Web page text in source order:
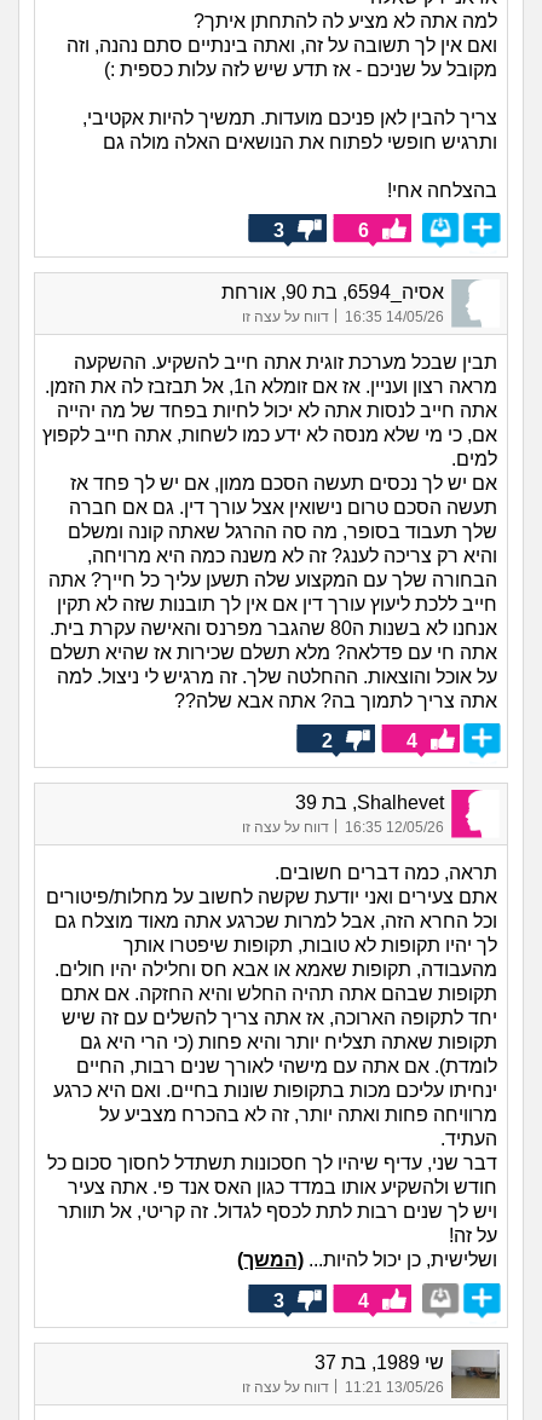
למה אתה לא מציע לה להתחתן איתך?
ואם אין לך תשובה על זה, ואתה בינתיים סתם נהנה, וזה
מקובל על שניכם - אז תדע שיש לזה עלות כספית :)
צריך להבין לאן פניכם מועדות. תמשיך להיות אקטיבי,
ותרגיש חופשי לפתוח את הנושאים האלה מולה גם
בהצלחה אחי!
6
3
אסיה_6594, בת 90, אורחת
14/05/26 16:35 דווח על עצה זו
תבין שבכל מערכת זוגית אתה חייב להשקיע. ההשקעה
מראה רצון ועניין. אז אם זומלא ה1, אל תבזבז לה את הזמן.
אתה חייב לנסות אתה לא יכול לחיות בפחד של מה יהייה
אם, כי מי שלא מנסה לא ידע כמו לשחות, אתה חייב לקפוץ
למים.
אם יש לך נכסים תעשה הסכם ממון, אם יש לך פחד אז
תעשה הסכם טרום נישואין אצל עורך דין. גם אם חברה
שלך תעבוד בסופר, מה סה ההרגל שאתה קונה ומשלם
והיא רק צריכה לענג? זה לא משנה כמה היא מרויחה,
הבחורה שלך עם המקצוע שלה תשען עליך כל חייך? אתה
חייב ללכת ליעוץ עורך דין אם אין לך תובנות שזה לא תקין
אנחנו לא בשנות ה80 שהגבר מפרנס והאישה עקרת בית.
אתה חי עם פדלאה? מלא תשלם שכירות אז שהיא תשלם
על אוכל והוצאות. ההחלטה שלך. זה מרגיש לי ניצול. למה
אתה צריך לתמוך בה? אתה אבא שלה??
4
2
Shalhevet, בת 39
12/05/26 16:35 דווח על עצה זו
תראה, כמה דברים חשובים.
אתם צעירים ואני יודעת שקשה לחשוב על מחלות/פיטורים
וכל החרא הזה, אבל למרות שכרגע אתה מאוד מוצלח גם
לך יהיו תקופות לא טובות, תקופות שיפטרו אותך
מהעבודה, תקופות שאמא או אבא חס וחלילה יהיו חולים.
תקופות שבהם אתה תהיה החלש והיא החזקה. אם אתם
יחד לתקופה הארוכה, אז אתה צריך להשלים עם זה שיש
תקופות שאתה תצליח יותר והיא פחות (כי הרי היא גם
לומדת). אם אתה עם מישהי לאורך שנים רבות, החיים
ינחיתו עליכם מכות בתקופות שונות בחיים. ואם היא כרגע
מרוויחה פחות ואתה יותר, זה לא בהכרח מצביע על
העתיד.
דבר שני, עדיף שיהיו לך חסכונות תשתדל לחסוך סכום כל
חודש ולהשקיע אותו במדד כגון האס אנד פי. אתה צעיר
ויש לך שנים רבות לתת לכסף לגדול. זה קריטי, אל תוותר
על זה!
ושלישית, כן יכול להיות... (המשך)
4
3
שי 1989, בת 37
13/05/26 11:21
| דווח על עצה זו